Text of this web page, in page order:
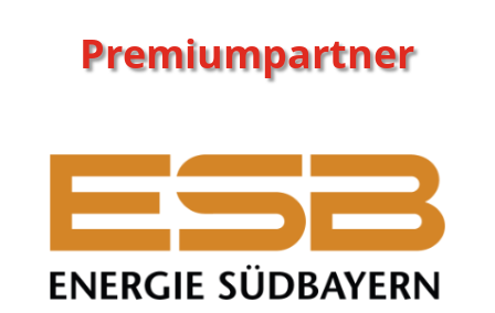
Premiumpartner